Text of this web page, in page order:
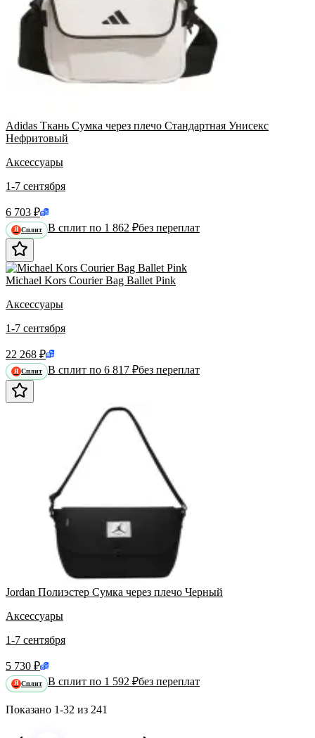
Adidas Ткань Сумка через плечо Стандартная Унисекс
Нефритовый
Аксессуары
1-7 сентября
6 703 ₽
Я Сплит В сплит по 1 862 ₽без переплат
Michael Kors Courier Bag Ballet Pink
Аксессуары
1-7 сентября
22 268 ₽
Я Сплит В сплит по 6 817 ₽без переплат
Jordan Полиэстер Сумка через плечо Черный
Аксессуары
1-7 сентября
5 730 ₽
Я Сплит В сплит по 1 592 ₽без переплат
Показано 1-32 из 241